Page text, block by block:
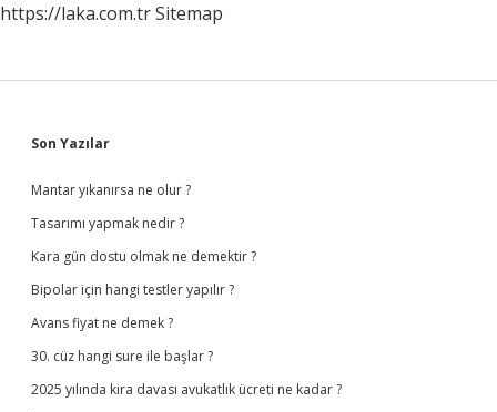
https://laka.com.trSitemap
Sidebar
Son Yazılar
Mantar yıkanırsa ne olur ?
Tasarımı yapmak nedir ?
Kara gün dostu olmak ne demektir ?
Bipolar için hangi testler yapılır ?
Avans fiyat ne demek ?
30. cüz hangi sure ile başlar ?
2025 yılında kira davası avukatlık ücreti ne kadar ?